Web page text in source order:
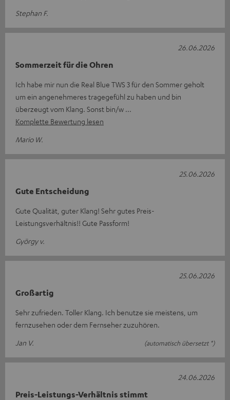
Stephan F.
Sommerzeit für die Ohren
Ich habe mir nun die Real Blue TWS 3 für den Sommer geholt
um ein angenehmeres tragegefühl zu haben und bin
überzeugt vom Klang. Sonst bin/w
Komplette Bewertung lesen
Mario W.
26.06.2026
Gute Entscheidung
Gute Qualität, guter Klang! Sehr gutes Preis-
Leistungsverhältnis!! Gute Passform!
György v.
25.06.2026
Großartig
Sehr zufrieden. Toller Klang. Ich benutze sie meistens, um
fernzusehen oder dem Fernseher zuzuhören.
Jan V.
(automatisch übersetzt *)
25.06.2026
Preis-Leistungs-Verhältnis stimmt
24.06.2026